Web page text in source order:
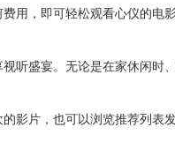
用，即可轻松观看心仪的电
听盛宴。无论是在家休闲时
影片，也可以浏览推荐列表